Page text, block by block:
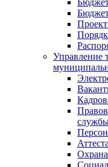
Управление
Охрана